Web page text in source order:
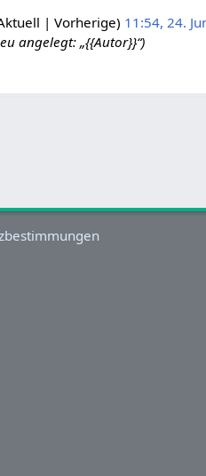
Vorherige 11:54, 24.
angelegt: „{{Autor}}“